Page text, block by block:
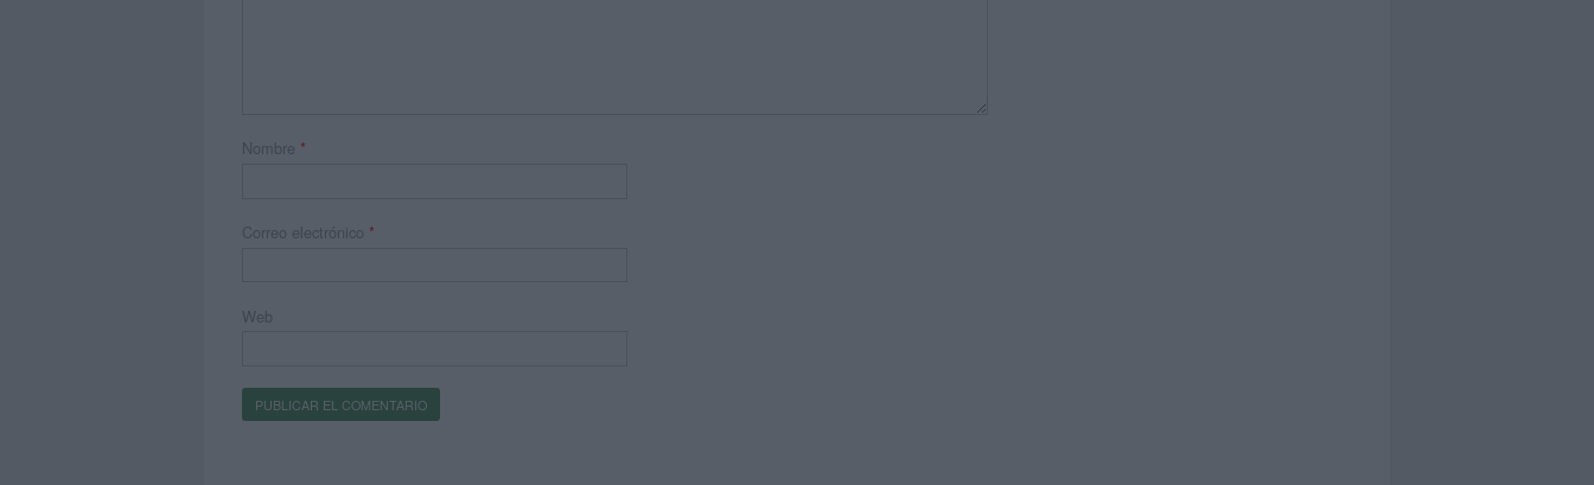
Nombre *
Correo electrónico *
Web